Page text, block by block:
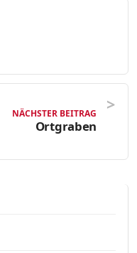
NÄCHSTER BEITRAG
Ortgraben